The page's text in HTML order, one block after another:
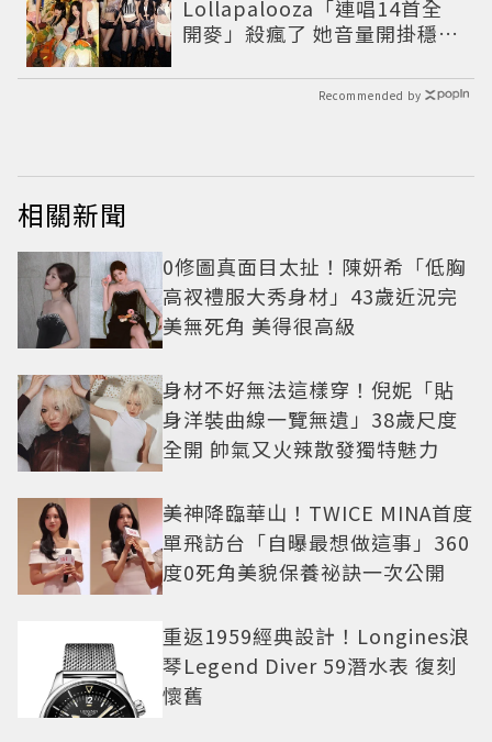
Lollapalooza「連唱14首全
開麥」殺瘋了 她音量開掛穩到
Recommended by
相關新聞
0修圖真面目太扯！陳妍希「低胸
高衩禮服大秀身材」43歲近況完
美無死角 美得很高級
身材不好無法這樣穿！倪妮「貼
身洋裝曲線一覽無遺」38歲尺度
全開 帥氣又火辣散發獨特魅力
美神降臨華山！TWICE MINA首度
單飛訪台「自曝最想做這事」360
度0死角美貌保養祕訣一次公開
重返1959經典設計！Longines浪
琴Legend Diver 59潛水表 復刻
懷舊